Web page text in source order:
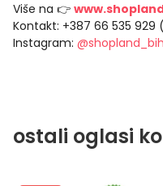
Više na 👉
Kontakt: +387 66 535 929
Instagram: @shopland_bih
ostali oglasi